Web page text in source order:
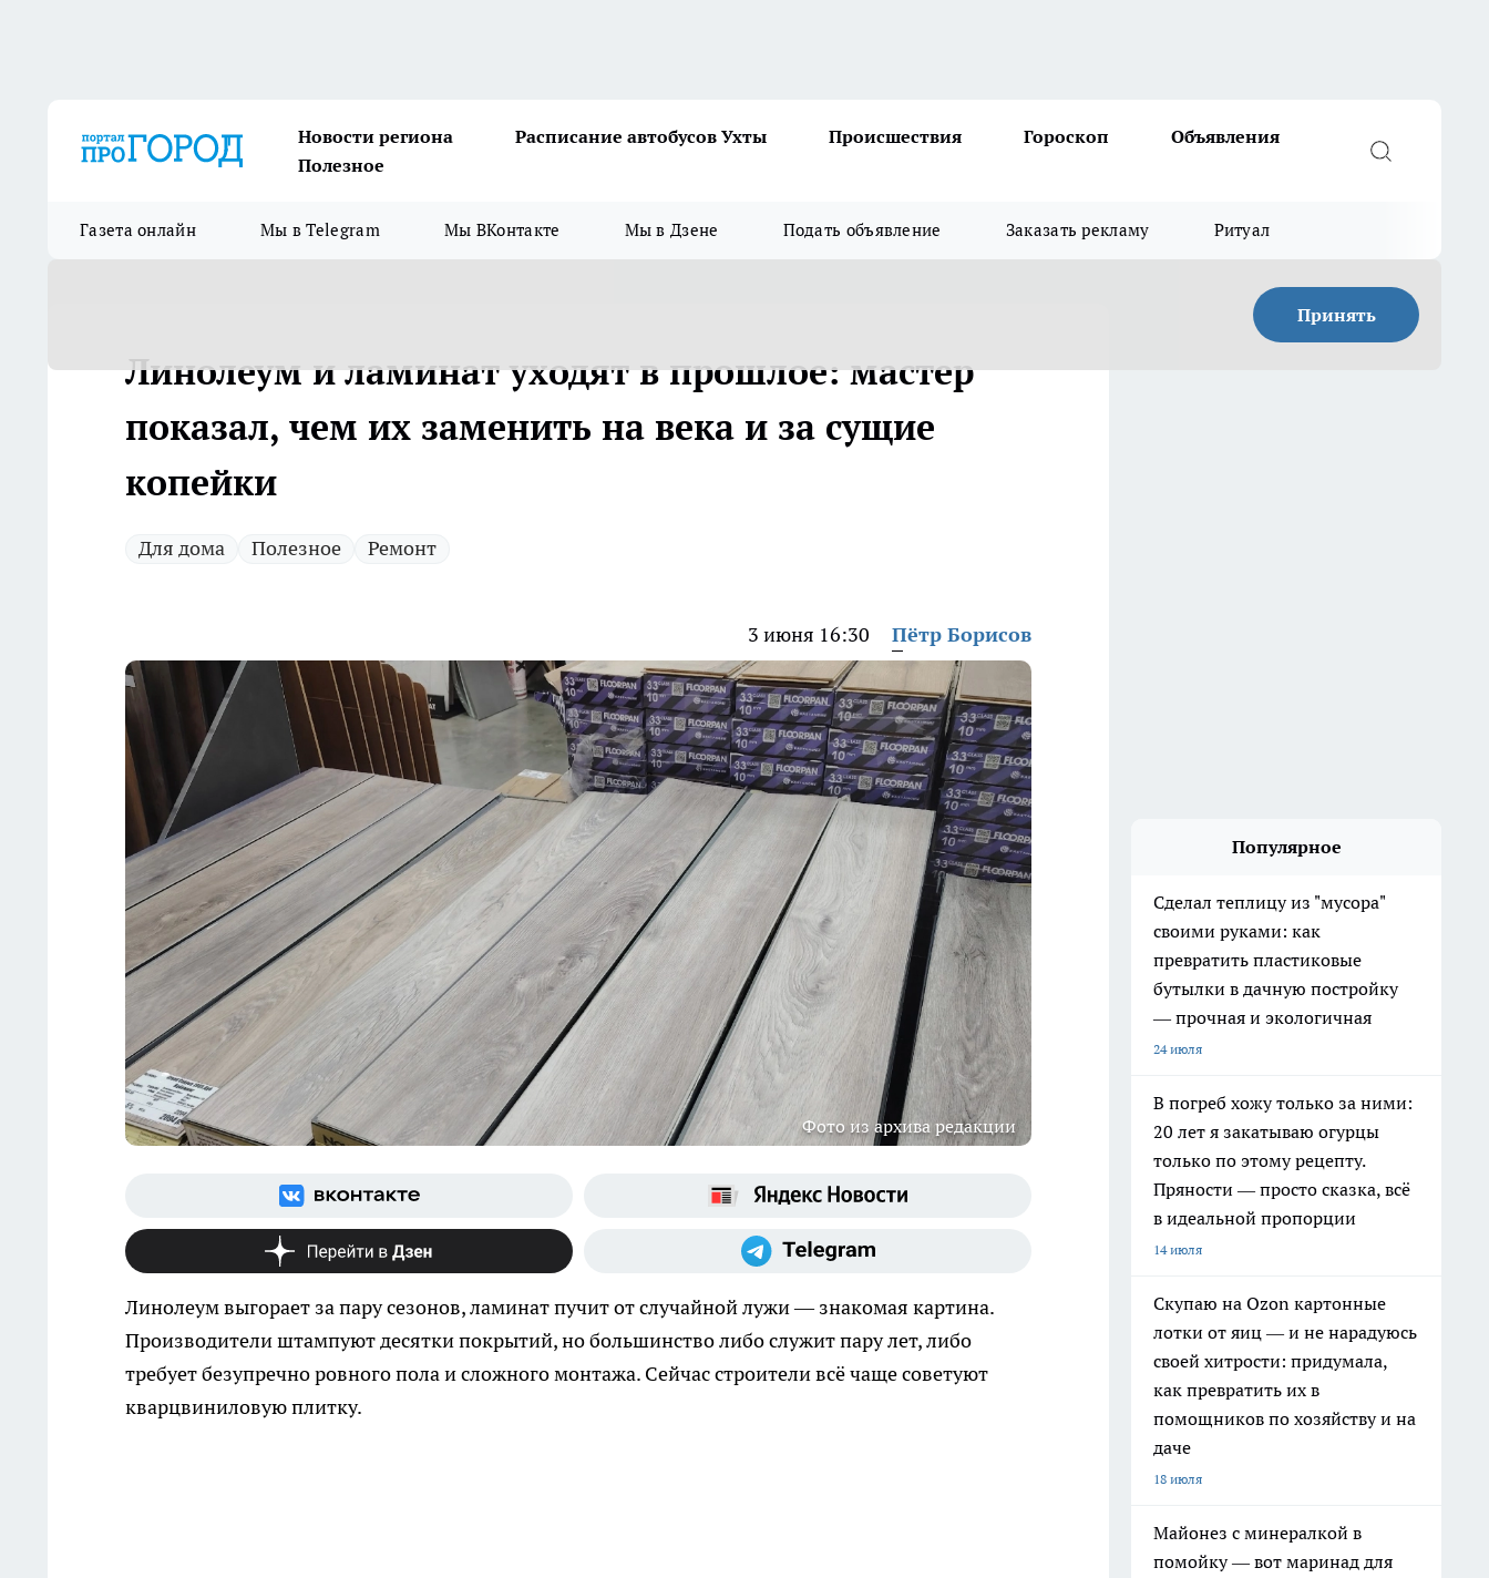
Новости региона Расписание автобусов Ухты Происшествия Гороскоп
Объявления
Полезное
Газета онлайн Мы в Telegram Мы ВКонтакте Мы в Дзене Подать объявление Заказать рекламу Ритуал
Принять
Линолеум и ламинат уходят в прошлое: мастер
показал, чем их заменить на века и за сущие
копейки
Для дома Полезное Ремонт
3 июня 16:30 Пётр Борисов
Фото из архива редакции
Линолеум выгорает за пару сезонов, ламинат пучит от случайной лужи — знакомая картина.
Производители штампуют десятки покрытий, но большинство либо служит пару лет, либо
требует безупречно ровного пола и сложного монтажа. Сейчас строители всё чаще советуют
кварцвиниловую плитку.
Популярное
Сделал теплицу из "мусора"
своими руками: как
превратить пластиковые
бутылки в дачную постройку
— прочная и экологичная
24 июля
В погреб хожу только за ними:
20 лет я закатываю огурцы
только по этому рецепту.
Пряности — просто сказка, всё
в идеальной пропорции
14 июля
Скупаю на Ozon картонные
лотки от яиц — и не нарадуюсь
своей хитрости: придумала,
как превратить их в
помощников по хозяйству и на
даче
18 июля
Майонез с минералкой в
помойку — вот маринад для